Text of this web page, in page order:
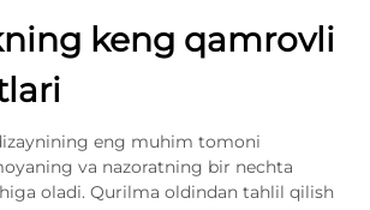
keng qamrovli
eng muhim tomoni
va nazoratning bir nechta
oladi. Qurilma oldindan tahlil qilish